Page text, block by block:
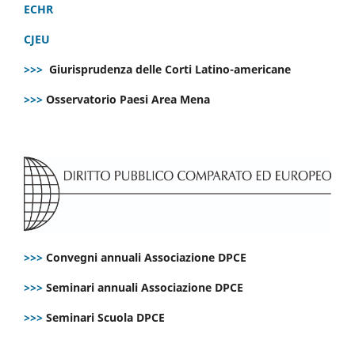
ECHR
CJEU
>>> Giurisprudenza delle Corti Latino-americane
>>> Osservatorio Paesi Area Mena
>>> Convegni annuali Associazione DPCE
>>> Seminari annuali Associazione DPCE
>>> Seminari Scuola DPCE